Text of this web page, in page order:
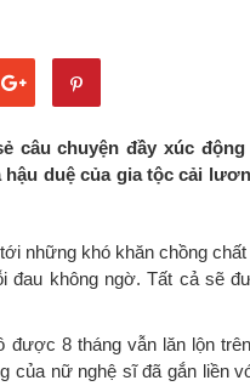
câu chuyện đầy xúc
duệ của gia tộc cải
những khó khăn chồng
đau không ngờ. Tất cả sẽ
được 8 tháng vẫn lăn lộn
của nữ nghệ sĩ đã gắn liền